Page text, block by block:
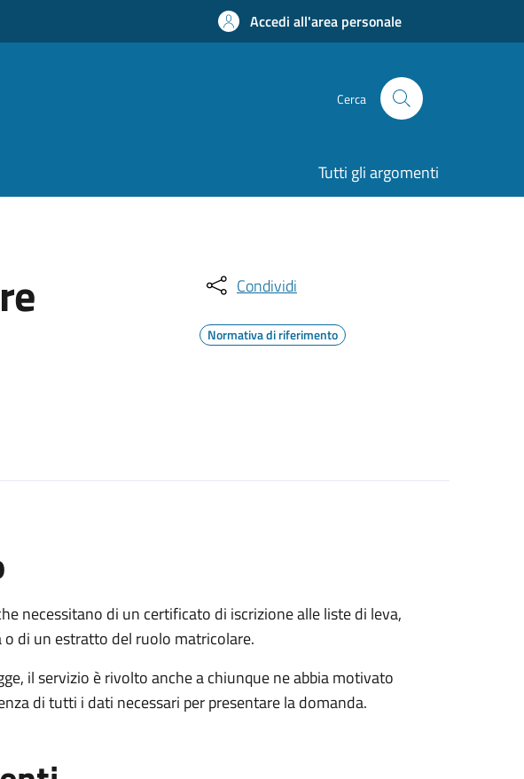
Accedi all'area personale
Cerca
Tutti gli argomenti
Condividi
Normativa di riferimento
necessitano di un certificato di iscrizione alle liste di leva,
di un estratto del ruolo matricolare.
il servizio è rivolto anche a chiunque ne abbia motivato
di tutti i dati necessari per presentare la domanda.